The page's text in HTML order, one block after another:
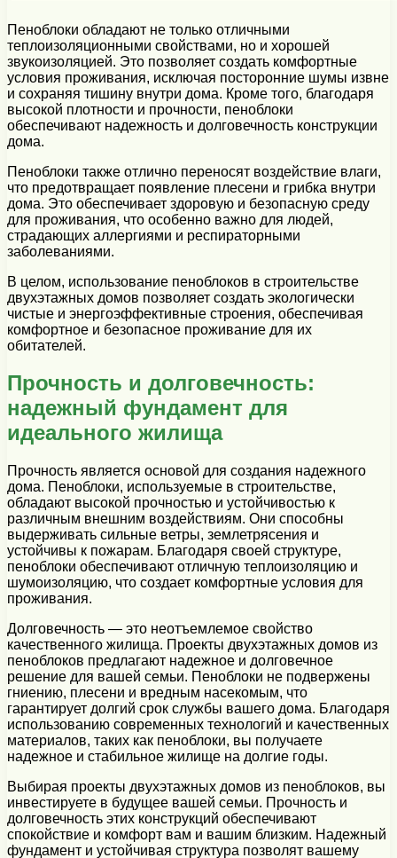
Пеноблоки обладают не только отличными
теплоизоляционными свойствами, но и хорошей
звукоизоляцией. Это позволяет создать комфортные
условия проживания, исключая посторонние шумы извне
и сохраняя тишину внутри дома. Кроме того, благодаря
высокой плотности и прочности, пеноблоки
обеспечивают надежность и долговечность конструкции
дома.
Пеноблоки также отлично переносят воздействие влаги,
что предотвращает появление плесени и грибка внутри
дома. Это обеспечивает здоровую и безопасную среду
для проживания, что особенно важно для людей,
страдающих аллергиями и респираторными
заболеваниями.
В целом, использование пеноблоков в строительстве
двухэтажных домов позволяет создать экологически
чистые и энергоэффективные строения, обеспечивая
комфортное и безопасное проживание для их
обитателей.
Прочность и долговечность:
надежный фундамент для
идеального жилища
Прочность является основой для создания надежного
дома. Пеноблоки, используемые в строительстве,
обладают высокой прочностью и устойчивостью к
различным внешним воздействиям. Они способны
выдерживать сильные ветры, землетрясения и
устойчивы к пожарам. Благодаря своей структуре,
пеноблоки обеспечивают отличную теплоизоляцию и
шумоизоляцию, что создает комфортные условия для
проживания.
Долговечность — это неотъемлемое свойство
качественного жилища. Проекты двухэтажных домов из
пеноблоков предлагают надежное и долговечное
решение для вашей семьи. Пеноблоки не подвержены
гниению, плесени и вредным насекомым, что
гарантирует долгий срок службы вашего дома. Благодаря
использованию современных технологий и качественных
материалов, таких как пеноблоки, вы получаете
надежное и стабильное жилище на долгие годы.
Выбирая проекты двухэтажных домов из пеноблоков, вы
инвестируете в будущее вашей семьи. Прочность и
долговечность этих конструкций обеспечивают
спокойствие и комфорт вам и вашим близким. Надежный
фундамент и устойчивая структура позволят вашему